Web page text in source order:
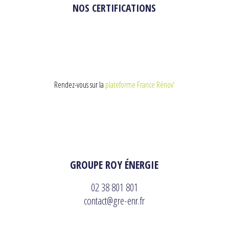
GROUPE ROY ÉNERGIE
02 38 801 801
contact@gre-enr.fr
NOS CERTIFICATIONS
Rendez-vous sur la plateforme France Rénov’